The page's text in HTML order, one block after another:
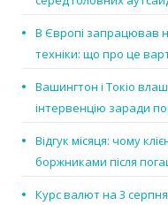
В Європі запрацював
техніки: що про це
Вашингтон і Токіо
інтервенцію заради
Відгук місяця: чому
боржниками після
Курс валют на 3